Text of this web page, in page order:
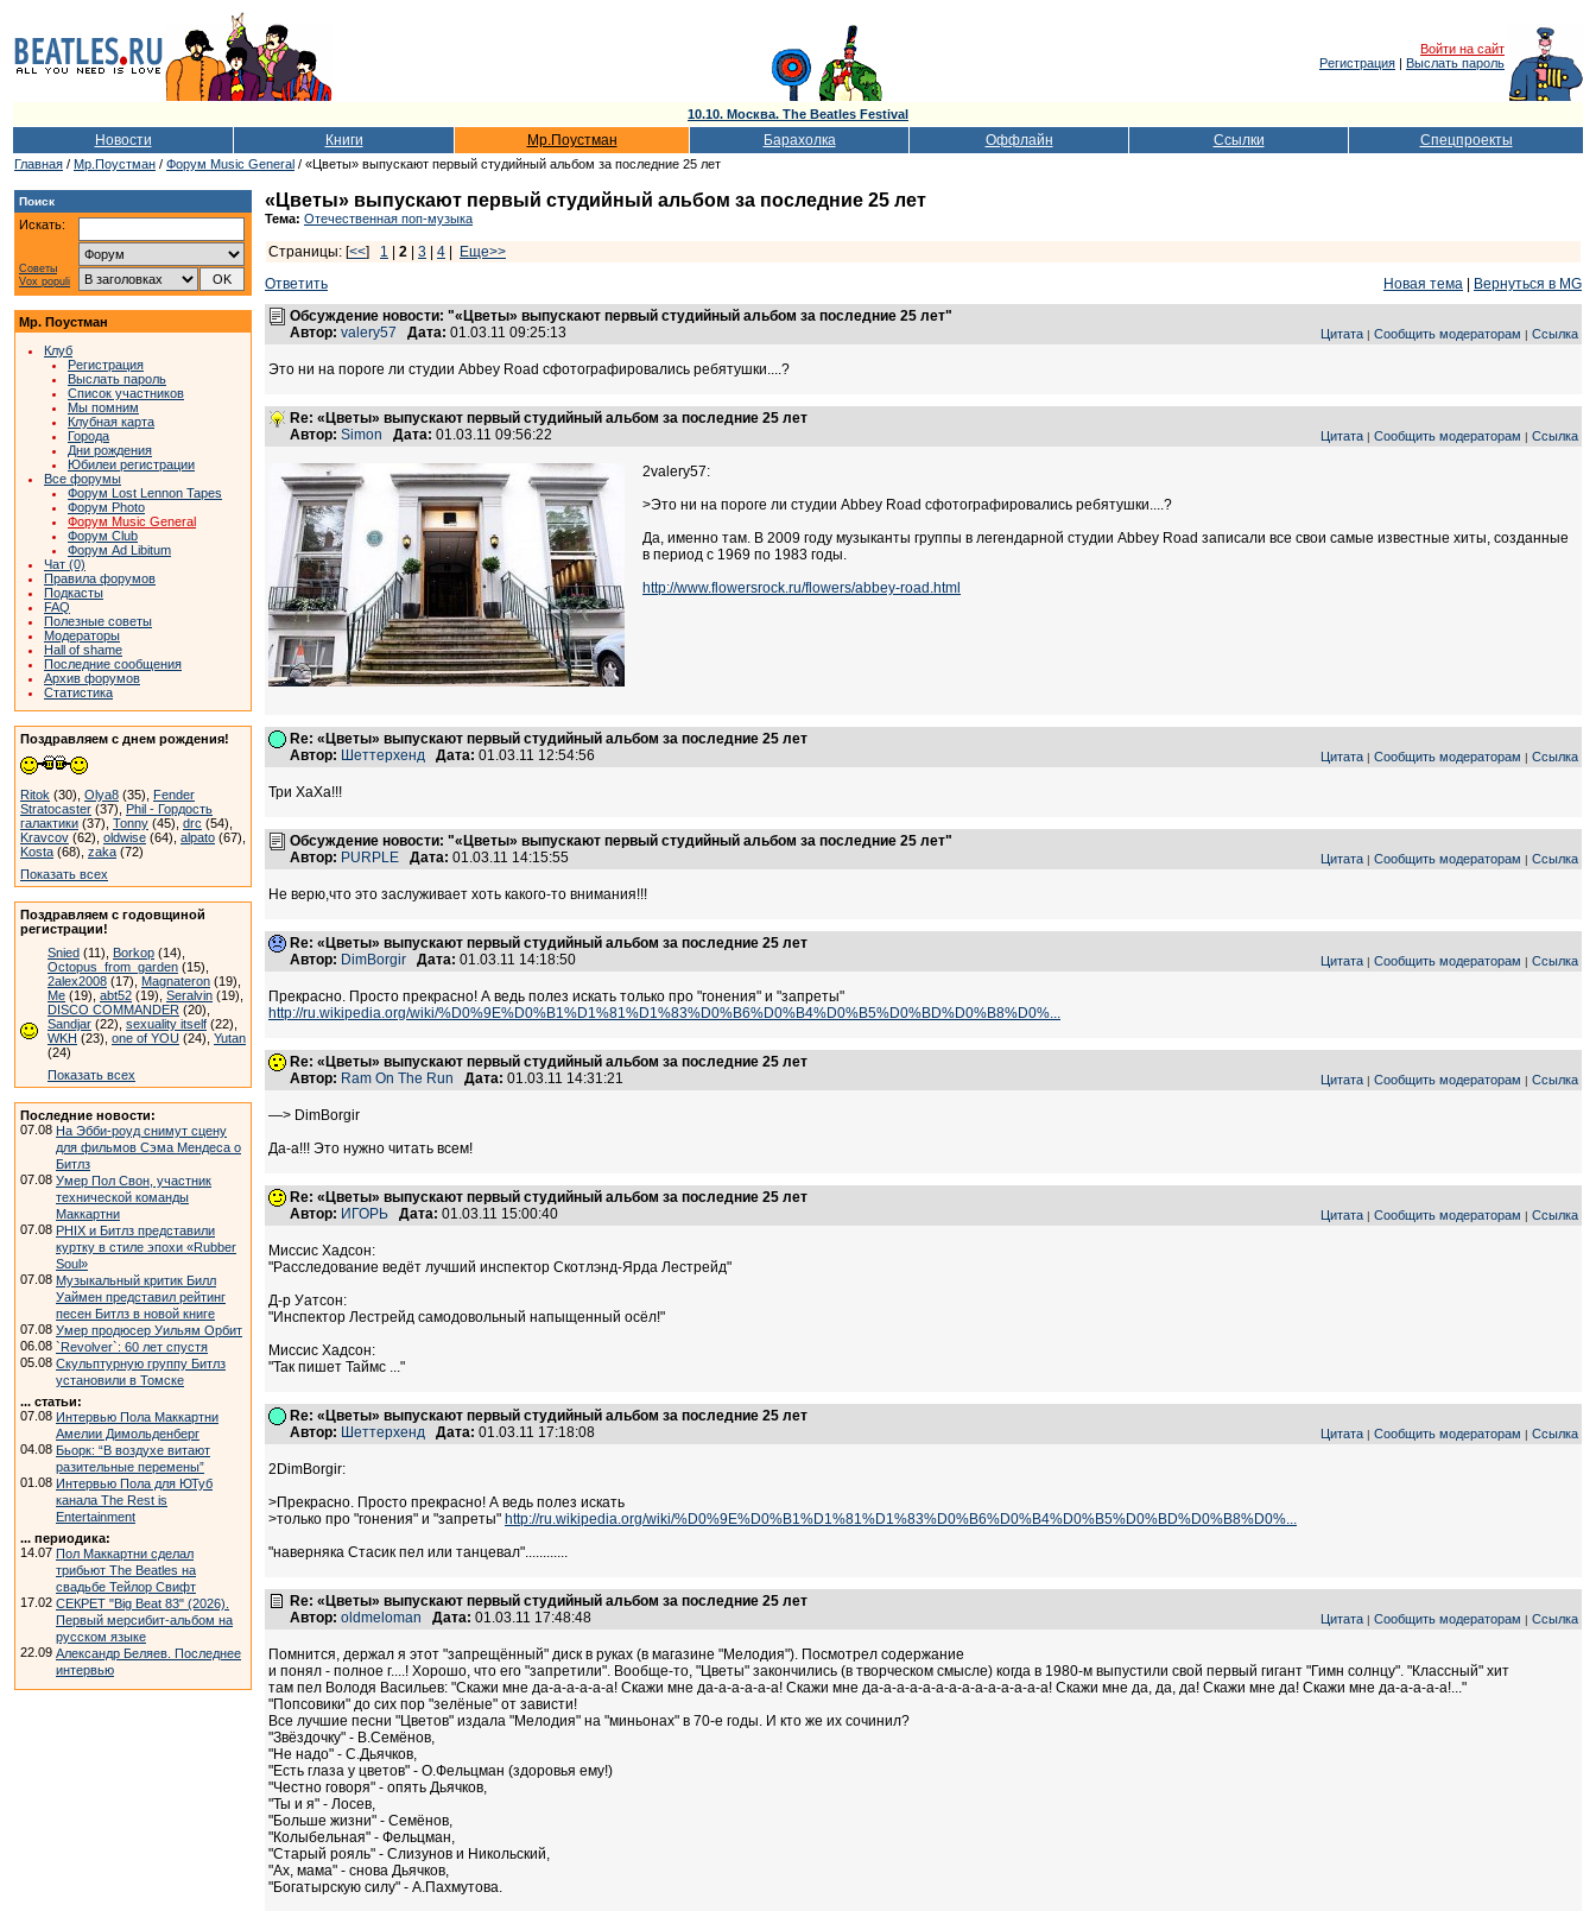
Войти на сайт
Регистрация | Выслать пароль
10.10. Москва. The Beatles Festival
Новости Книги Мр.Поустман Барахолка Оффлайн Ссылки Спецпроекты
Главная / Мр.Поустман / Форум Music General / «Цветы» выпускают первый студийный альбом за последние 25 лет
Поиск
Искать:
Советы
Vox populi
Мр. Поустман
Клуб
Регистрация
Выслать пароль
Список участников
Мы помним
Клубная карта
Города
Дни рождения
Юбилеи регистрации
Все форумы
Форум Lost Lennon Tapes
Форум Photo
Форум Music General
Форум Club
Форум Ad Libitum
Чат (0)
Правила форумов
Подкасты
FAQ
Полезные советы
Модераторы
Hall of shame
Последние сообщения
Архив форумов
Статистика
Поздравляем с днем рождения!
Ritok (30), Olya8 (35), Fender
Stratocaster (37), Phil - Гордость
галактики (37), Tonny (45), drc (54),
Kravcov (62), oldwise (64), alpato (67),
Kosta (68), zaka (72)
Показать всех
Поздравляем с годовщиной
регистрации!
Snied (11), Borkop (14),
Octopus_from_garden (15),
2alex2008 (17), Magnateron (19),
Me (19), abt52 (19), Seralvin (19),
DISCO COMMANDER (20),
Sandjar (22), sexuality itself (22),
WKH (23), one of YOU (24), Yutan
(24)
Показать всех
Последние новости:
07.08 На Эбби-роуд снимут сцену
для фильмов Сэма Мендеса о
Битлз
07.08 Умер Пол Свон, участник
технической команды
Маккартни
07.08 PHIX и Битлз представили
куртку в стиле эпохи «Rubber
Soul»
07.08 Музыкальный критик Билл
Уаймен представил рейтинг
песен Битлз в новой книге
07.08 Умер продюсер Уильям Орбит
06.08 `Revolver`: 60 лет спустя
05.08 Скульптурную группу Битлз
установили в Томске
... статьи:
07.08 Интервью Пола Маккартни
Амелии Димольденберг
04.08 Бьорк: “В воздухе витают
разительные перемены”
01.08 Интервью Пола для ЮТуб
канала The Rest is
Entertainment
... периодика:
14.07 Пол Маккартни сделал
трибьют The Beatles на
свадьбе Тейлор Свифт
17.02 СЕКРЕТ "Big Beat 83" (2026).
Первый мерсибит-альбом на
русском языке
22.09 Александр Беляев. Последнее
интервью
«Цветы» выпускают первый студийный альбом за последние 25 лет
Тема: Отечественная поп-музыка
Страницы: [<<] 1 2 3 4
Еще>>
Ответить
Новая тема
Вернуться в MG
Обсуждение новости: "«Цветы» выпускают первый студийный альбом за последние 25 лет"
Автор: valery57 Дата: 01.03.11 09:25:13 Цитата | Сообщить модераторам | Ссылка
Это ни на пороге ли студии Abbey Road сфотографировались ребятушки....?
Re: «Цветы» выпускают первый студийный альбом за последние 25 лет
Автор: Simon Дата: 01.03.11 09:56:22 Цитата | Сообщить модераторам | Ссылка
2valery57:
>Это ни на пороге ли студии Abbey Road сфотографировались ребятушки....?
Да, именно там. В 2009 году музыканты группы в легендарной студии Abbey Road записали все свои самые известные хиты, созданные
в период с 1969 по 1983 годы.
http://www.flowersrock.ru/flowers/abbey-road.html
Re: «Цветы» выпускают первый студийный альбом за последние 25 лет
Автор: Шеттерхенд Дата: 01.03.11 12:54:56 Цитата | Сообщить модераторам | Ссылка
Три ХаХа!!!
Обсуждение новости: "«Цветы» выпускают первый студийный альбом за последние 25 лет"
Автор: PURPLE Дата: 01.03.11 14:15:55 Цитата | Сообщить модераторам | Ссылка
Не верю,что это заслуживает хоть какого-то внимания!!!
Re: «Цветы» выпускают первый студийный альбом за последние 25 лет
Автор: DimBorgir Дата: 01.03.11 14:18:50 Цитата | Сообщить модераторам | Ссылка
Прекрасно. Просто прекрасно! А ведь полез искать только про "гонения" и "запреты"
http://ru.wikipedia.org/wiki/%D0%9E%D0%B1%D1%81%D1%83%D0%B6%D0%B4%D0%B5%D0%BD%D0%B8%D0%...
Re: «Цветы» выпускают первый студийный альбом за последние 25 лет
Автор: Ram On The Run Дата: 01.03.11 14:31:21 Цитата | Сообщить модераторам | Ссылка
—> DimBorgir
Да-а!!! Это нужно читать всем!
Re: «Цветы» выпускают первый студийный альбом за последние 25 лет
Автор: ИГОРЬ Дата: 01.03.11 15:00:40 Цитата | Сообщить модераторам | Ссылка
Миссис Хадсон:
"Расследование ведёт лучший инспектор Скотлэнд-Ярда Лестрейд"
Д-р Уатсон:
"Инспектор Лестрейд самодовольный напыщенный осёл!"
Миссис Хадсон:
"Так пишет Таймс ..."
Re: «Цветы» выпускают первый студийный альбом за последние 25 лет
Автор: Шеттерхенд Дата: 01.03.11 17:18:08 Цитата | Сообщить модераторам | Ссылка
2DimBorgir:
>Прекрасно. Просто прекрасно! А ведь полез искать
>только про "гонения" и "запреты" http://ru.wikipedia.org/wiki/%D0%9E%D0%B1%D1%81%D1%83%D0%B6%D0%B4%D0%B5%D0%BD%D0%B8%D0%...
"наверняка Стасик пел или танцевал"............
Re: «Цветы» выпускают первый студийный альбом за последние 25 лет
Автор: oldmeloman Дата: 01.03.11 17:48:48 Цитата | Сообщить модераторам | Ссылка
Помнится, держал я этот "запрещённый" диск в руках (в магазине "Мелодия"). Посмотрел содержание
и понял - полное г....! Хорошо, что его "запретили". Вообще-то, "Цветы" закончились (в творческом смысле) когда в 1980-м выпустили свой первый гигант "Гимн солнцу". "Классный" хит
там пел Володя Васильев: "Скажи мне да-а-а-а-а-а! Скажи мне да-а-а-а-а-а! Скажи мне да-а-а-а-а-а-а-а-а-а-а-а-а-а! Скажи мне да, да, да! Скажи мне да! Скажи мне да-а-а-а-а!..."
"Попсовики" до сих пор "зелёные" от зависти!
Все лучшие песни "Цветов" издала "Мелодия" на "миньонах" в 70-е годы. И кто же их сочинил?
"Звёздочку" - В.Семёнов,
"Не надо" - С.Дьячков,
"Есть глаза у цветов" - О.Фельцман (здоровья ему!)
"Честно говоря" - опять Дьячков,
"Ты и я" - Лосев,
"Больше жизни" - Семёнов,
"Колыбельная" - Фельцман,
"Старый рояль" - Слизунов и Никольский,
"Ах, мама" - снова Дьячков,
"Богатырскую силу" - А.Пахмутова.